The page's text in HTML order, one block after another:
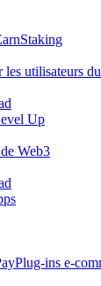
Staking
les utilisateurs
Up
Web3
Plug-ins e-